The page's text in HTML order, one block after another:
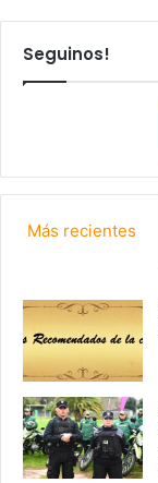
Seguinos!
Más recientes